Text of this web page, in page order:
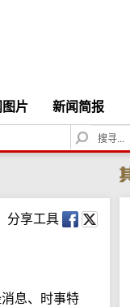
片 新闻简报
S
e
c
h
分享工具
息、时事特